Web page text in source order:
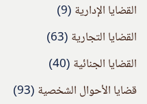
القضايا الإدارية (9)
القضايا التجارية (63)
القضايا الجنائية (40)
قضايا الأحوال الشخصية (93)